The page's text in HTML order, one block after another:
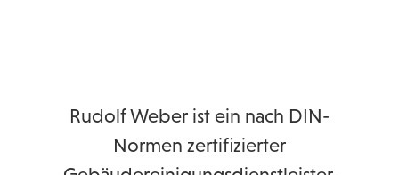
Rudolf Weber ist ein nach DIN-
Normen zertifizierter